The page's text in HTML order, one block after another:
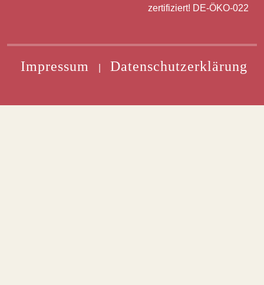
zertifiziert! DE-ÖKO-022
Impressum Datenschutzerklärung